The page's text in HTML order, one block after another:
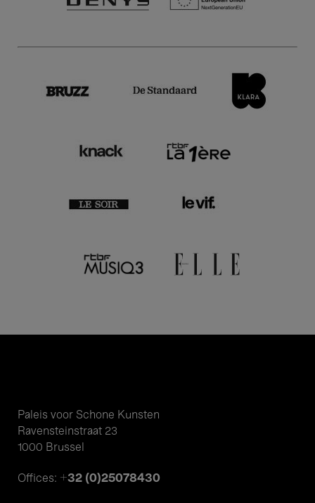
Paleis voor Schone Kunsten
Ravensteinstraat 23
1000 Brussel
Offices: +32 (0)25078430